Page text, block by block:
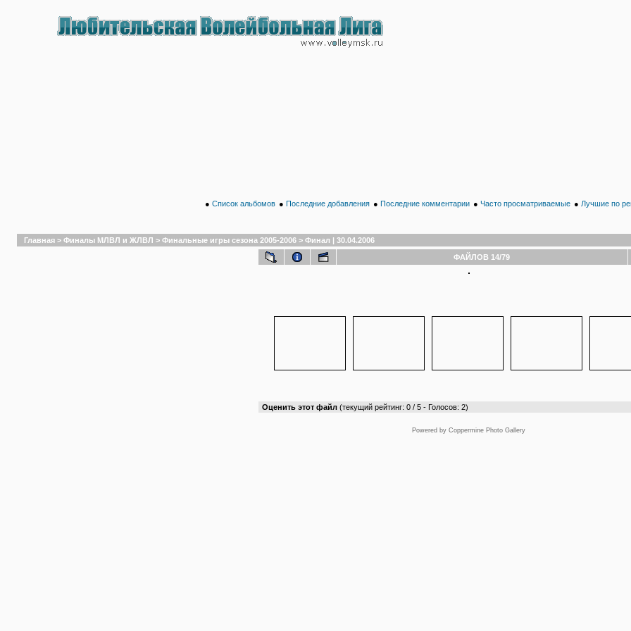
● Список альбомов ● Последние добавления ● Последние комментарии ● Часто просматриваемые ● Лучшие по
Главная > Финалы МЛВЛ и ЖЛВЛ > Финальные игры сезона 2005-2006 > Финал | 30.04.2006
ФАЙЛОВ 14/79
Оценить этот файл (текущий рейтинг: 0 / 5 - Голосов: 2)
Powered by Coppermine Photo Gallery